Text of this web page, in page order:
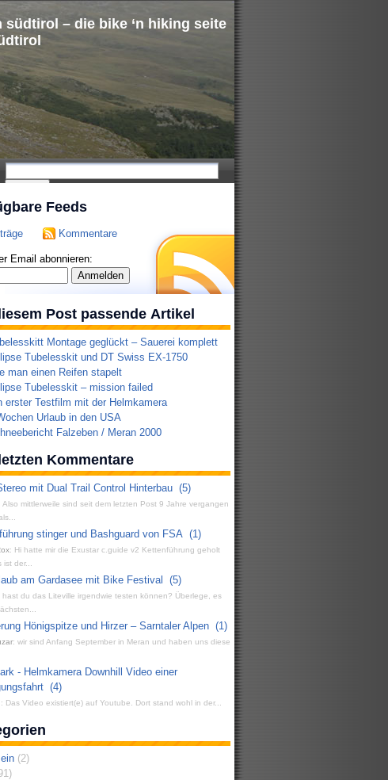
– die bike ‘n hiking seite
Feeds
Kommentare
Email abonnieren:
Post passende Artikel
Montage geglückt – Sauerei komplett
Tubelesskit und DT Swiss EX-1750
man einen Reifen stapelt
Tubelesskit – mission failed
erster Testfilm mit der Helmkamera
Urlaub in den USA
Falzeben / Meran 2000
Kommentare
mit Dual Trail Control Hinterbau (5)
: Also mittlerweile sind seit dem letzten Post 9 Jahre vergangen
stinger und Bashguard von FSA (1)
: Hi hatte mir die Exustar c.guide v2 Kettenführung geholt
ist der...
am Gardasee mit Bike Festival
(5)
hast du das Liteville irgendwie testen können? Überlege, es
Hönigspitze und Hirzer – Sarntaler Alpen (1)
: wir sind Anfang September in Meran und haben uns diese
- Helmkamera Downhill Video einer
(4)
: Das Video existiert(e) auf Youtube. Dort stand wohl in der...
(2)